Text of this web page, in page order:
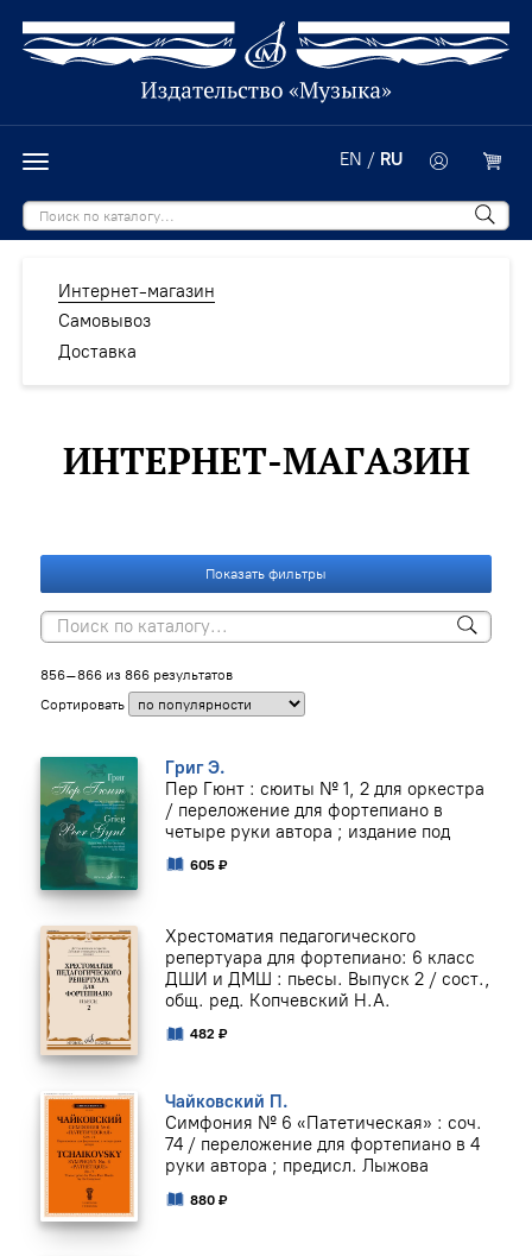
EN / RU
Интернет-магазин
Самовывоз
Доставка
ИНТЕРНЕТ-МАГАЗИН
Показать фильтры
856–866 из 866 результатов
Сортировать
Григ Э.
Пер Гюнт : сюиты № 1, 2 для оркестра
/ переложение для фортепиано в
четыре руки автора ; издание под
605 ₽
Хрестоматия педагогического
репертуара для фортепиано: 6 класс
ДШИ и ДМШ : пьесы. Выпуск 2 / сост.,
общ. ред. Копчевский Н.А.
482 ₽
Чайковский П.
Симфония № 6 «Патетическая» : соч.
74 / переложение для фортепиано в 4
руки автора ; предисл. Лыжова
880 ₽